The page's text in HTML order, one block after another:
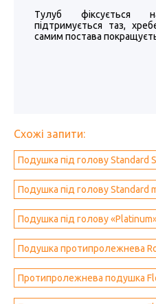
Тулуб фіксується
підтримується таз,
самим постава
Схожі запити:
Подушка під голову Standard
Подушка під голову Standard
Подушка під голову
Подушка протипролежнева
Протипролежнева подушка